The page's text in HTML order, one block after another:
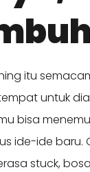
itu
untuk
bisa
ide-ide baru.
stuck,